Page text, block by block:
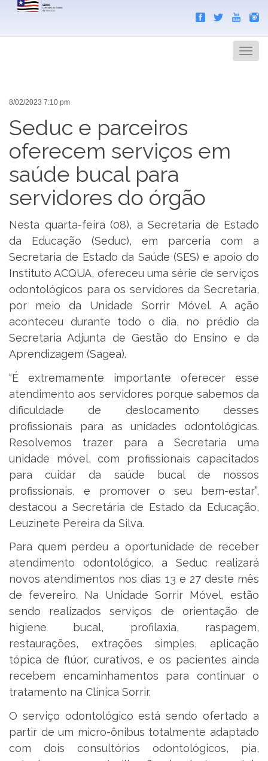
Menu
8/02/2023 7:10 pm
Seduc e parceiros
oferecem serviços em
saúde bucal para
servidores do órgão
Nesta quarta-feira (08), a Secretaria de Estado
da Educação (Seduc), em parceria com a
Secretaria de Estado da Saúde (SES) e apoio do
Instituto ACQUA, ofereceu uma série de serviços
odontológicos para os servidores da Secretaria,
por meio da Unidade Sorrir Móvel. A ação
aconteceu durante todo o dia, no prédio da
Secretaria Adjunta de Gestão do Ensino e da
Aprendizagem (Sagea).
“É extremamente importante oferecer esse
atendimento aos servidores porque sabemos da
dificuldade de deslocamento desses
profissionais para as unidades odontológicas.
Resolvemos trazer para a Secretaria uma
unidade móvel, com profissionais capacitados
para cuidar da saúde bucal de nossos
profissionais, e promover o seu bem-estar”,
destacou a Secretária de Estado da Educação,
Leuzinete Pereira da Silva.
Para quem perdeu a oportunidade de receber
atendimento odontológico, a Seduc realizará
novos atendimentos nos dias 13 e 27 deste mês
de fevereiro. Na Unidade Sorrir Móvel, estão
sendo realizados serviços de orientação de
higiene bucal, profilaxia, raspagem,
restaurações, extrações simples, aplicação
tópica de flúor, curativos, e os pacientes ainda
recebem encaminhamentos para continuar o
tratamento na Clínica Sorrir.
O serviço odontológico está sendo ofertado a
partir de um micro-ônibus totalmente adaptado
com dois consultórios odontológicos, pia,